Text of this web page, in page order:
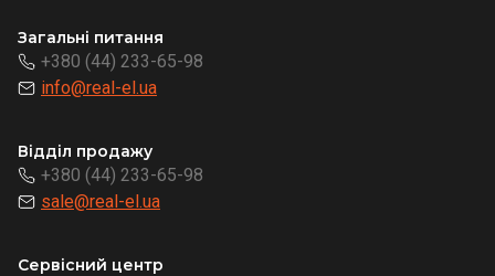
Загальні питання
+380 (44) 233-65-98
info@real-el.ua
Відділ продажу
+380 (44) 233-65-98
sale@real-el.ua
Сервісний центр